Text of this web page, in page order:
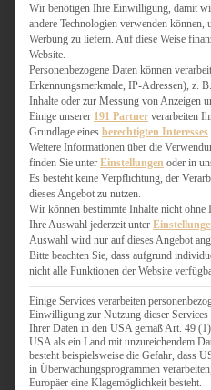
Wir benötigen Ihre Einwilligung, damit
andere Technologien verwenden können,
Werbung zu liefern. Auf diese Weise
Website.
Personenbezogene Daten können
Erkennungsmerkmale, IP-Adressen), z.
Inhalte oder zur Messung von Anzeigen
Einige unserer 191 Partner verarbeiten
Grundlage eines berechtigten Interesses
Weitere Informationen über die
finden Sie unter Einstellungen oder in
Es besteht keine Verpflichtung, der
dieses Angebot zu nutzen.
Wir können bestimmte Inhalte nicht
Ihre Auswahl jederzeit unter
Auswahl wird nur auf dieses Angebot
Bitte beachten Sie, dass aufgrund
nicht alle Funktionen der Website
Einige Services verarbeiten
Einwilligung zur Nutzung dieser
Ihrer Daten in den USA gemäß Art. 49
USA als ein Land mit unzureichendem
besteht beispielsweise die Gefahr, dass
in Überwachungsprogrammen
Europäer eine Klagemöglichkeit besteht.